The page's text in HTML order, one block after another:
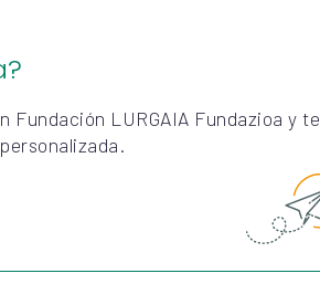
Fundación LURGAIA Fundazioa y te